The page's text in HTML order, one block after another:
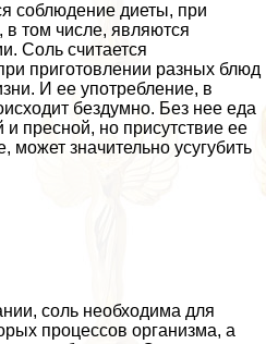
соблюдение диеты, при
в том числе, являются
Соль считается
приготовлении разных блюд
И ее употрeбление, в
бездумно. Без нее еда
и пресной, но присутствие ее
может значительно усугубить
соль необходима для
процессов организма, а